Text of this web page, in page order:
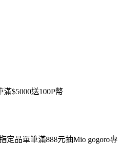
滿$5000送100P幣
定品單筆滿888元抽Mio gogoro專